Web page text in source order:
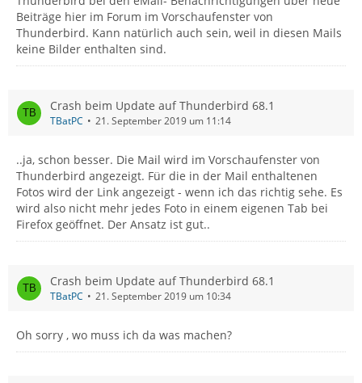
Beiträge hier im Forum im Vorschaufenster von
Thunderbird. Kann natürlich auch sein, weil in diesen Mails
keine Bilder enthalten sind.
Crash beim Update auf Thunderbird 68.1
TBatPC 21. September 2019 um 11:14
..ja, schon besser. Die Mail wird im Vorschaufenster von
Thunderbird angezeigt. Für die in der Mail enthaltenen
Fotos wird der Link angezeigt - wenn ich das richtig sehe. Es
wird also nicht mehr jedes Foto in einem eigenen Tab bei
Firefox geöffnet. Der Ansatz ist gut..
Crash beim Update auf Thunderbird 68.1
TBatPC 21. September 2019 um 10:34
Oh sorry , wo muss ich da was machen?